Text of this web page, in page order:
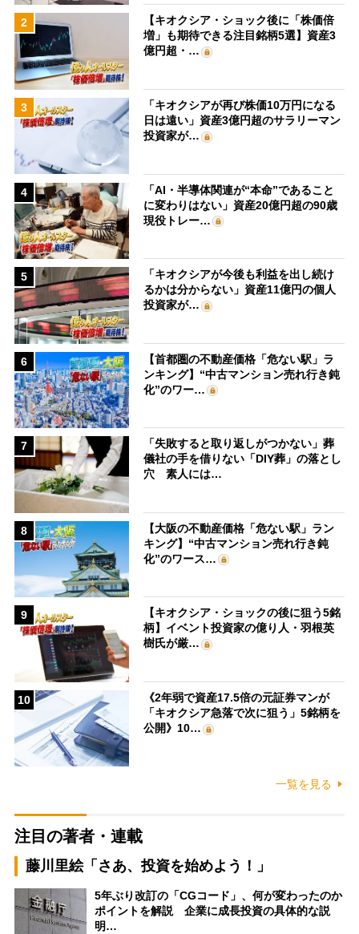
2
【キオクシア・ショック後に「株価倍
増」も期待できる注目銘柄5選】資産3
億円超・…
3
「キオクシアが再び株価10万円になる
日は遠い」資産3億円超のサラリーマン
投資家が…
4
「AI・半導体関連が“本命”であること
に変わりはない」資産20億円超の90歳
現役トレー…
5
「キオクシアが今後も利益を出し続け
るかは分からない」資産11億円の個人
投資家が…
6
【首都圏の不動産価格「危ない駅」ラ
ンキング】“中古マンション売れ行き鈍
化”のワー…
7
「失敗すると取り返しがつかない」葬
儀社の手を借りない「DIY葬」の落とし
穴 素人には…
8
【大阪の不動産価格「危ない駅」ラン
キング】“中古マンション売れ行き鈍
化”のワース…
9
【キオクシア・ショックの後に狙う5銘
柄】イベント投資家の億り人・羽根英
樹氏が厳…
10
《2年弱で資産17.5倍の元証券マンが
「キオクシア急落で次に狙う」5銘柄を
公開》10…
一覧を見る
注目の著者・連載
藤川里絵「さあ、投資を始めよう！」
5年ぶり改訂の「CGコード」、何が変わったのか
ポイントを解説 企業に成長投資の具体的な説
明…